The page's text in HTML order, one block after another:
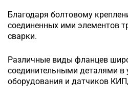
Благодаря болтовому
соединенных ими элементов
сварки.
Различные виды фланцев
соединительными деталями в
оборудования и датчиков